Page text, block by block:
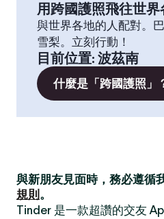
用跨國護照飛往世界
與世界各地的人配對。
雪梨。立刻行動！
目前位置: 波茲南
什麼是「跨國護照」
與新朋友見面時，務必遵循
規則 。
Tinder 是一款超讚的交友